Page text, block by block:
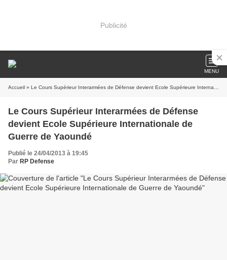
Publicité
MENU
Accueil » Le Cours Supérieur Interarmées de Défense devient Ecole Supérieure Internationale de Guerre de Yaoundé
Le Cours Supérieur Interarmées de Défense
devient Ecole Supérieure Internationale de
Guerre de Yaoundé
Publié le 24/04/2013 à 19:45
Par RP Defense